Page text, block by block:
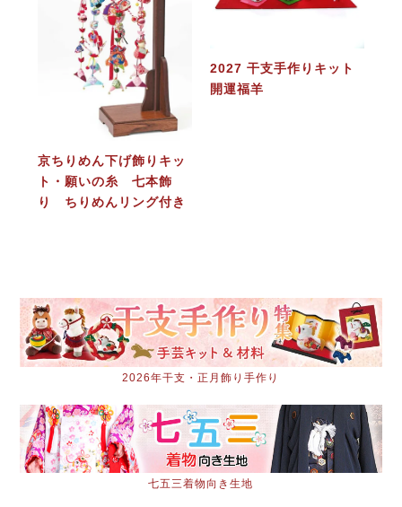
京ちりめん下げ飾りキッ
ト・願いの糸 七本飾
り ちりめんリング付き
2027 干支手作りキット
開運福羊
2026年干支・正月飾り手作り
七五三着物向き生地